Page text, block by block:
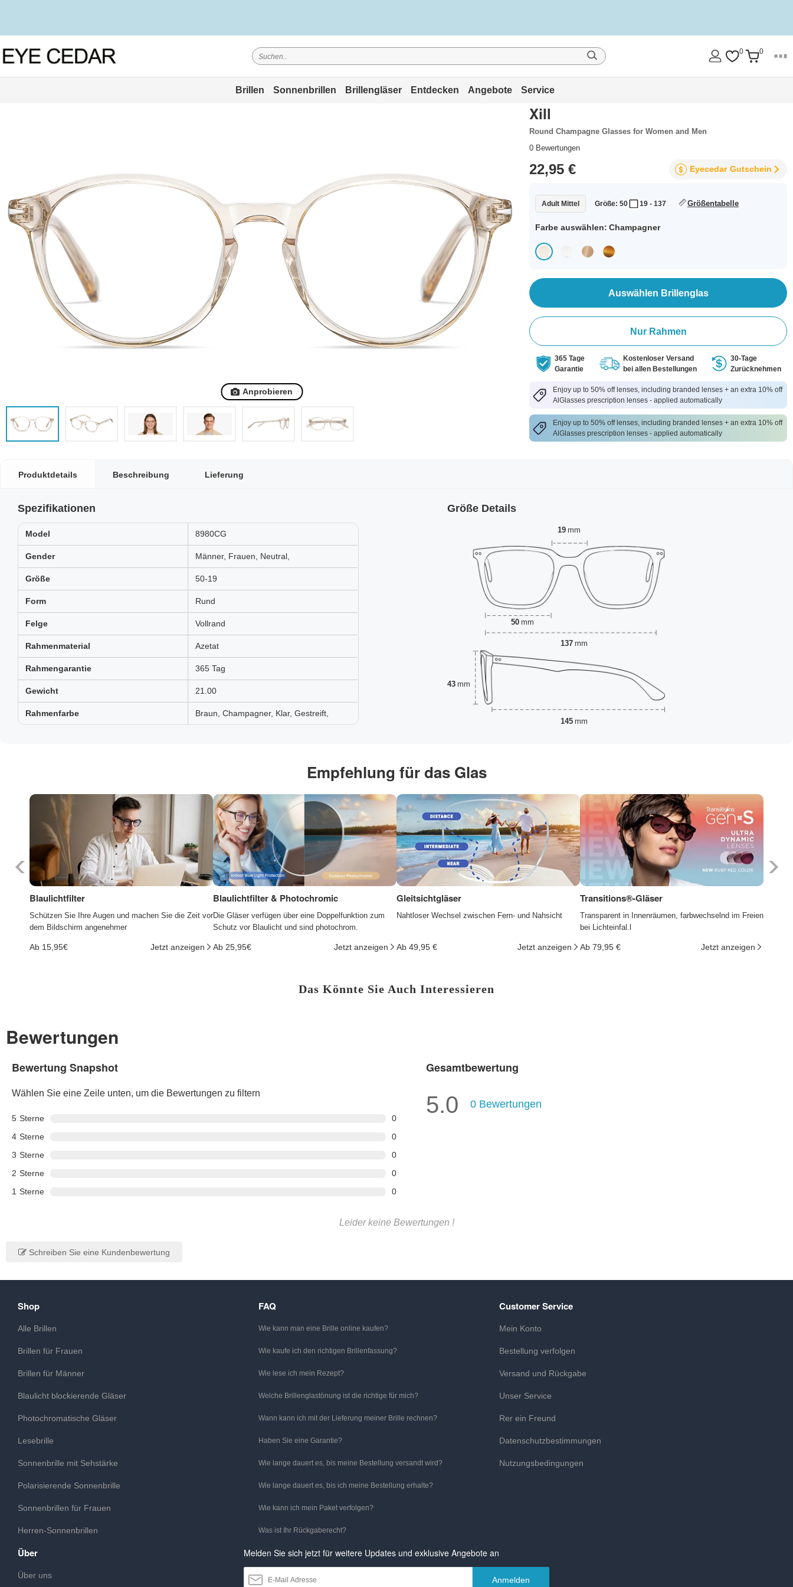
0 0
Brillen Sonnenbrillen Brillengläser Entdecken Angebote Service
Anprobieren
Xill
Round Champagne Glasses for Women and Men
0 Bewertungen
22,95 € Eyecedar Gutschein
Adult Mittel Größe: 50 19 - 137 Größentabelle
Farbe auswählen: Champagner
Auswählen Brillenglas
Nur Rahmen
365 Tage
Garantie
Kostenloser Versand
bei allen Bestellungen
30-Tage
Zurücknehmen
Enjoy up to 50% off lenses, including branded lenses + an extra 10% off
AlGlasses prescription lenses - applied automatically
Enjoy up to 50% off lenses, including branded lenses + an extra 10% off
AlGlasses prescription lenses - applied automatically
Produktdetails Beschreibung Lieferung
Spezifikationen
Model 8980CG
Gender Männer, Frauen, Neutral,
Größe 50-19
Form Rund
Felge Vollrand
Rahmenmaterial Azetat
Rahmengarantie 365 Tag
Gewicht 21.00
Rahmenfarbe Braun, Champagner, Klar, Gestreift,
Größe Details
19 mm
50 mm
43 mm
137 mm
145 mm
Empfehlung für das Glas
Blaulichtfilter
Schützen Sie Ihre Augen und machen Sie die Zeit vor
dem Bildschirm angenehmer
Ab 15,95€ Jetzt anzeigen
Blaulichtfilter & Photochromic
Die Gläser verfügen über eine Doppelfunktion zum
Schutz vor Blaulicht und sind photochrom.
Ab 25,95€ Jetzt anzeigen
Gleitsichtgläser
Nahtloser Wechsel zwischen Fern- und Nahsicht
Ab 49,95 € Jetzt anzeigen
Transitions®-Gläser
Transparent in Innenräumen, farbwechselnd im Freien
bei Lichteinfal.l
Ab 79,95 € Jetzt anzeigen
Das Könnte Sie Auch Interessieren
Bewertungen
Bewertung Snapshot
Wählen Sie eine Zeile unten, um die Bewertungen zu filtern
5 Sterne
0
4 Sterne
0
3 Sterne
0
2 Sterne
0
1 Sterne 0
Gesamtbewertung
5.0 0 Bewertungen
Leider keine Bewertungen !
Schreiben Sie eine Kundenbewertung
Shop
Alle Brillen
Brillen für Frauen
Brillen für Männer
Blaulicht blockierende Gläser
Photochromatische Gläser
Lesebrille
Sonnenbrille mit Sehstärke
Polarisierende Sonnenbrille
Sonnenbrillen für Frauen
Herren-Sonnenbrillen
FAQ
Wie kann man eine Brille online kaufen?
Wie kaufe ich den richtigen Brillenfassung?
Wie lese ich mein Rezept?
Welche Brillenglastönung ist die richtige für mich?
Wann kann ich mit der Lieferung meiner Brille rechnen?
Haben Sie eine Garantie?
Wie lange dauert es, bis meine Bestellung versandt wird?
Wie lange dauert es, bis ich meine Bestellung erhalte?
Wie kann ich mein Paket verfolgen?
Was ist Ihr Rückgaberecht?
Customer Service
Mein Konto
Bestellung verfolgen
Versand und Rückgabe
Unser Service
Rer ein Freund
Datenschutzbestimmungen
Nutzungsbedingungen
Über
Über uns
Melden Sie sich jetzt für weitere Updates und exklusive Angebote an
Anmelden